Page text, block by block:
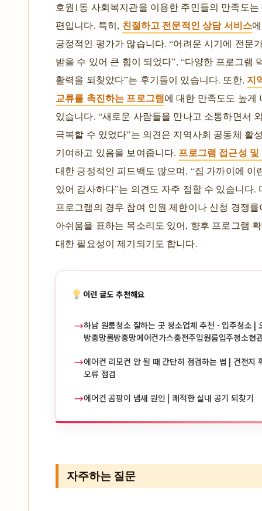
호원1동 사회복지관을 이용한 주민들의 만족도
편입니다. 특히, 친절하고 전문적인 상담 서비스
긍정적인 평가가 많습니다. “어려운 시기에 전문
받을 수 있어 큰 힘이 되었다”, “다양한 프로그램
활력을 되찾았다”는 후기들이 있습니다. 또한, 지
교류를 촉진하는 프로그램에 대한 만족도도 높게
있습니다. “새로운 사람들을 만나고 소통하면서
극복할 수 있었다”는 의견은 지역사회 공동체 활
기여하고 있음을 보여줍니다. 프로그램 접근성
대한 긍정적인 피드백도 많으며, “집 가까이에 이
있어 감사하다”는 의견도 자주 접할 수 있습니다.
프로그램의 경우 참여 인원 제한이나 신청 경쟁률
아쉬움을 표하는 목소리도 있어, 향후 프로그램
대한 필요성이 제기되기도 합니다.
이런 글도 추천해요
→하남 원룸청소 잘하는 곳 청소업체 추천 - 입주청소 |
방충망롤방충망에어컨가스충전주입원룸입주청소현
→에어컨 리모컨 안 될 때 간단히 점검하는 법 | 건전지
오류 점검
→에어컨 곰팡이 냄새 원인 | 쾌적한 실내 공기 되찾기
자주하는 질문